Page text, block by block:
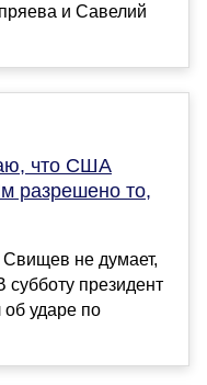
и Савелий
что США
разрешено то,
не думает,
президент
ударе по